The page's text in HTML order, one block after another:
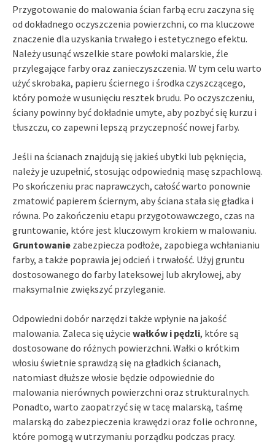
Przygotowanie do malowania ścian farbą ecru zaczyna się
od dokładnego oczyszczenia powierzchni, co ma kluczowe
znaczenie dla uzyskania trwałego i estetycznego efektu.
Należy usunąć wszelkie stare powłoki malarskie, źle
przylegające farby oraz zanieczyszczenia. W tym celu warto
użyć skrobaka, papieru ściernego i środka czyszczącego,
który pomoże w usunięciu resztek brudu. Po oczyszczeniu,
ściany powinny być dokładnie umyte, aby pozbyć się kurzu i
tłuszczu, co zapewni lepszą przyczepność nowej farby.
Jeśli na ścianach znajdują się jakieś ubytki lub pęknięcia,
należy je uzupełnić, stosując odpowiednią masę szpachlową.
Po skończeniu prac naprawczych, całość warto ponownie
zmatowić papierem ściernym, aby ściana stała się gładka i
równa. Po zakończeniu etapu przygotowawczego, czas na
gruntowanie, które jest kluczowym krokiem w malowaniu.
Gruntowanie zabezpiecza podłoże, zapobiega wchłanianiu
farby, a także poprawia jej odcień i trwałość. Użyj gruntu
dostosowanego do farby lateksowej lub akrylowej, aby
maksymalnie zwiększyć przyleganie.
Odpowiedni dobór narzędzi także wpłynie na jakość
malowania. Zaleca się użycie wałków i pędzli, które są
dostosowane do różnych powierzchni. Wałki o krótkim
włosiu świetnie sprawdzą się na gładkich ścianach,
natomiast dłuższe włosie będzie odpowiednie do
malowania nierównych powierzchni oraz strukturalnych.
Ponadto, warto zaopatrzyć się w tacę malarską, taśmę
malarską do zabezpieczenia krawędzi oraz folie ochronne,
które pomogą w utrzymaniu porządku podczas pracy.